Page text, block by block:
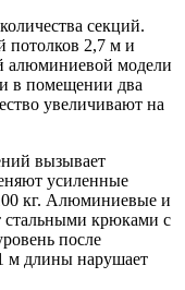
секций.
потолков 2,7 м и
алюминиевой модели
в помещении два
увеличивают на
вызывает
усиленные
кг. Алюминиевые и
стальными крюками с
после
м длины нарушает